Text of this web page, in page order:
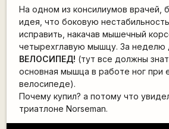
На одном из консилиумов врачей,
идея, что боковую
исправить, накачав мышечный
четырехглавую мышцу. За неделю
ВЕЛОСИПЕД! (тут все должны
основная мышца в работе ног при
велосипеде).
Почему купил? а потому что
триатлоне Norseman.